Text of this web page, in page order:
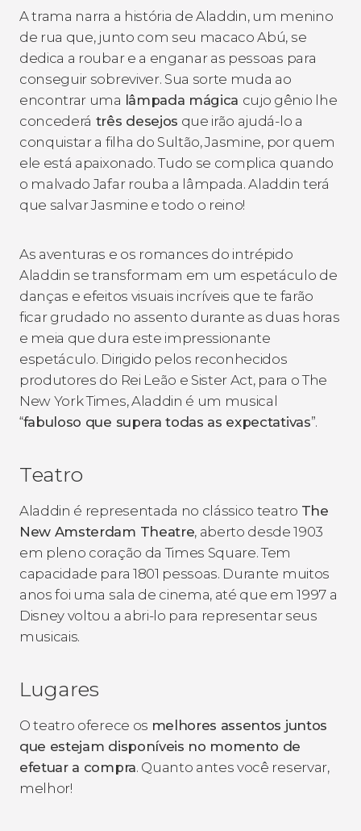
A trama narra a história de Aladdin, um menino
de rua que, junto com seu macaco Abú, se
dedica a roubar e a enganar as pessoas para
conseguir sobreviver. Sua sorte muda ao
encontrar uma lâmpada mágica cujo gênio lhe
concederá três desejos que irão ajudá-lo a
conquistar a filha do Sultão, Jasmine, por quem
ele está apaixonado. Tudo se complica quando
o malvado Jafar rouba a lâmpada. Aladdin terá
que salvar Jasmine e todo o reino!
As aventuras e os romances do intrépido
Aladdin se transformam em um espetáculo de
danças e efeitos visuais incríveis que te farão
ficar grudado no assento durante as duas horas
e meia que dura este impressionante
espetáculo. Dirigido pelos reconhecidos
produtores do Rei Leão e Sister Act, para o The
New York Times, Aladdin é um musical
“fabuloso que supera todas as expectativas”.
Teatro
Aladdin é representada no clássico teatro The
New Amsterdam Theatre, aberto desde 1903
em pleno coração da Times Square. Tem
capacidade para 1801 pessoas. Durante muitos
anos foi uma sala de cinema, até que em 1997 a
Disney voltou a abri-lo para representar seus
musicais.
Lugares
O teatro oferece os melhores assentos juntos
que estejam disponíveis no momento de
efetuar a compra. Quanto antes você reservar,
melhor!